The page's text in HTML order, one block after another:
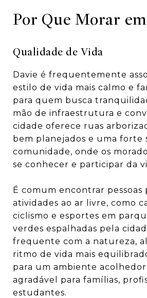
Por Que Morar
Qualidade de Vida
Davie é frequentemente
estilo de vida mais calmo e
para quem busca
mão de infraestrutura e
cidade oferece ruas
bem planejados e uma forte
comunidade, onde os
se conhecer e participar da
É comum encontrar pessoas
atividades ao ar livre, como
ciclismo e esportes em
verdes espalhadas pela
frequente com a natureza,
ritmo de vida mais
para um ambiente
agradável para famílias,
estudantes.